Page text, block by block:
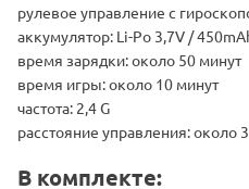
рулевое управление с
аккумулятор: Li-Po 3,7V /
время зарядки: около 50 минут
время игры: около 10 минут
частота: 2,4 G
расстояние управления: около
В комплекте: